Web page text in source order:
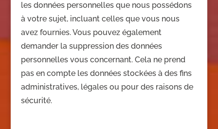
les données personnelles que nous possédons
à votre sujet, incluant celles que vous nous
avez fournies. Vous pouvez également
demander la suppression des données
personnelles vous concernant. Cela ne prend
pas en compte les données stockées à des fins
administratives, légales ou pour des raisons de
sécurité.